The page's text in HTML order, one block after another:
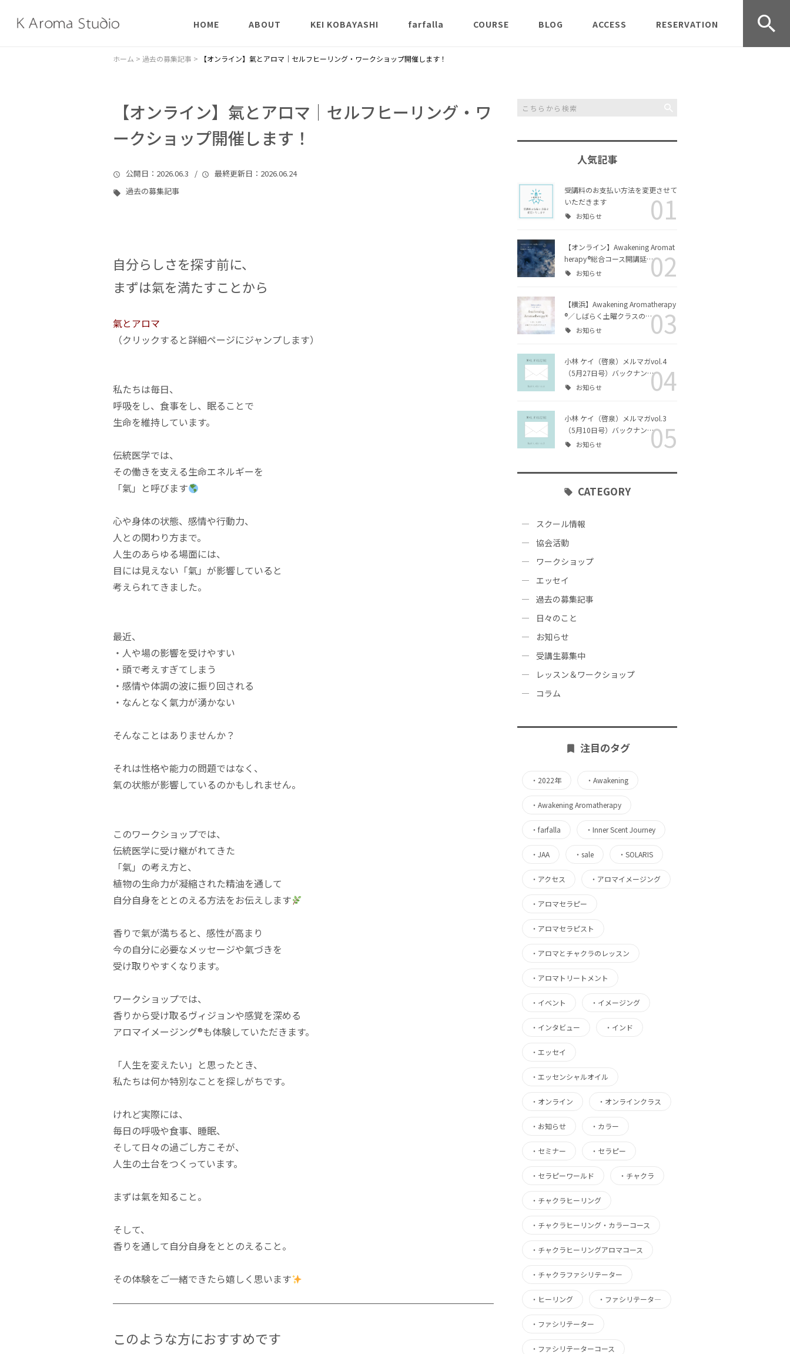
HOME
はじめての方へ
ABOUT
陰陽説
KEI KOBAYASHI farfalla COURSE
Inner Scent Journey
Inner Scent Journey 体
験ワークショップ
apy® 講義クラス
apy® 実技クラス
スアロマ本コース
チャクラヒーリング・カ
チャクラヒーリング・カ
コース
ホリスティックアロマセ
協会認定ファシリテータ
Awakening Aromather
apy® ファシリテーター
チャクラヒーリング・ア
BLOG
プの様子
過去の募集記事
協会活動
日々のこと
ACCESS RESERVATION
ホーム > 過去の募集記事 > 【オンライン】氣とアロマ｜セルフヒーリング・ワークショップ開催します！
【オンライン】氣とアロマ｜セルフヒーリング・ワ
ークショップ開催します！
公開日 ：2026.06.3 / 最終更新日 ：2026.06.24
過去の募集記事
自分らしさを探す前に、
まずは氣を満たすことから
氣とアロマ
（クリックすると詳細ページにジャンプします）
私たちは毎日、
呼吸をし、食事をし、眠ることで
生命を維持しています。
伝統医学では、
その働きを支える生命エネルギーを
「氣」と呼びます
心や身体の状態、感情や行動力、
人との関わり方まで。
人生のあらゆる場面には、
目には見えない「氣」が影響していると
考えられてきました。
最近、
・人や場の影響を受けやすい
・頭で考えすぎてしまう
・感情や体調の波に振り回される
・なんとなく氣力が湧かない
そんなことはありませんか？
それは性格や能力の問題ではなく、
氣の状態が影響しているのかもしれません。
このワークショップでは、
伝統医学に受け継がれてきた
「氣」の考え方と、
植物の生命力が凝縮された精油を通して
自分自身をととのえる方法をお伝えします
香りで氣が満ちると、感性が高まり
今の自分に必要なメッセージや氣づきを
受け取りやすくなります。
ワークショップでは、
香りから受け取るヴィジョンや感覚を深める
アロマイメージング®も体験していただきます。
「人生を変えたい」と思ったとき、
私たちは何か特別なことを探しがちです。
けれど実際には、
毎日の呼吸や食事、睡眠、
そして日々の過ごし方こそが、
人生の土台をつくっています。
まずは氣を知ること。
そして、
香りを通して自分自身をととのえること。
その体験をご一緒できたら嬉しく思います
このような方におすすめです
人気記事
受講料のお支払い方法を変更させて
いただきます
お知らせ 01
【オンライン】Awakening Aromat
herapy®総合コース開講延…
お知らせ 02
【横浜】Awakening Aromatherapy
®／しばらく土曜クラスの…
お知らせ 03
小林 ケイ（啓泉）メルマガvol.4
（5月27日号）バックナン…
お知らせ 04
小林 ケイ（啓泉）メルマガvol.3
（5月10日号）バックナン…
お知らせ 05
CATEGORY
スクール情報
協会活動
ワークショップ
エッセイ
過去の募集記事
日々のこと
お知らせ
受講生募集中
レッスン＆ワークショップ
コラム
注目のタグ
・ 2022年 ・ Awakening
・ Awakening Aromatherapy
・ farfalla ・ Inner Scent Journey
・ JAA ・ sale ・ SOLARIS
・ アクセス ・ アロマイメージング
・ アロマセラピー
・ アロマセラピスト
・ アロマとチャクラのレッスン
・ アロマトリートメント
・ イベント ・ イメージング
・ インタビュー ・ インド
・ エッセイ
・ エッセンシャルオイル
・ オンライン ・ オンラインクラス
・ お知らせ ・ カラー
・ セミナー ・ セラピー
・ セラピーワールド ・ チャクラ
・ チャクラヒーリング
・ チャクラヒーリング・カラーコース
・ チャクラヒーリングアロマコース
・ チャクラファシリテーター
・ ヒーリング ・ ファシリテータ―
・ ファシリテーター
・ ファシリテーターコース